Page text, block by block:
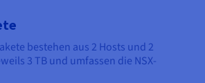
bestehen aus 2 Hosts und 2
3 TB und umfassen die NSX-